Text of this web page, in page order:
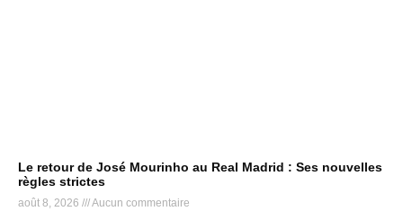
Le retour de José Mourinho au Real Madrid : Ses nouvelles
règles strictes
août 8, 2026 Aucun commentaire